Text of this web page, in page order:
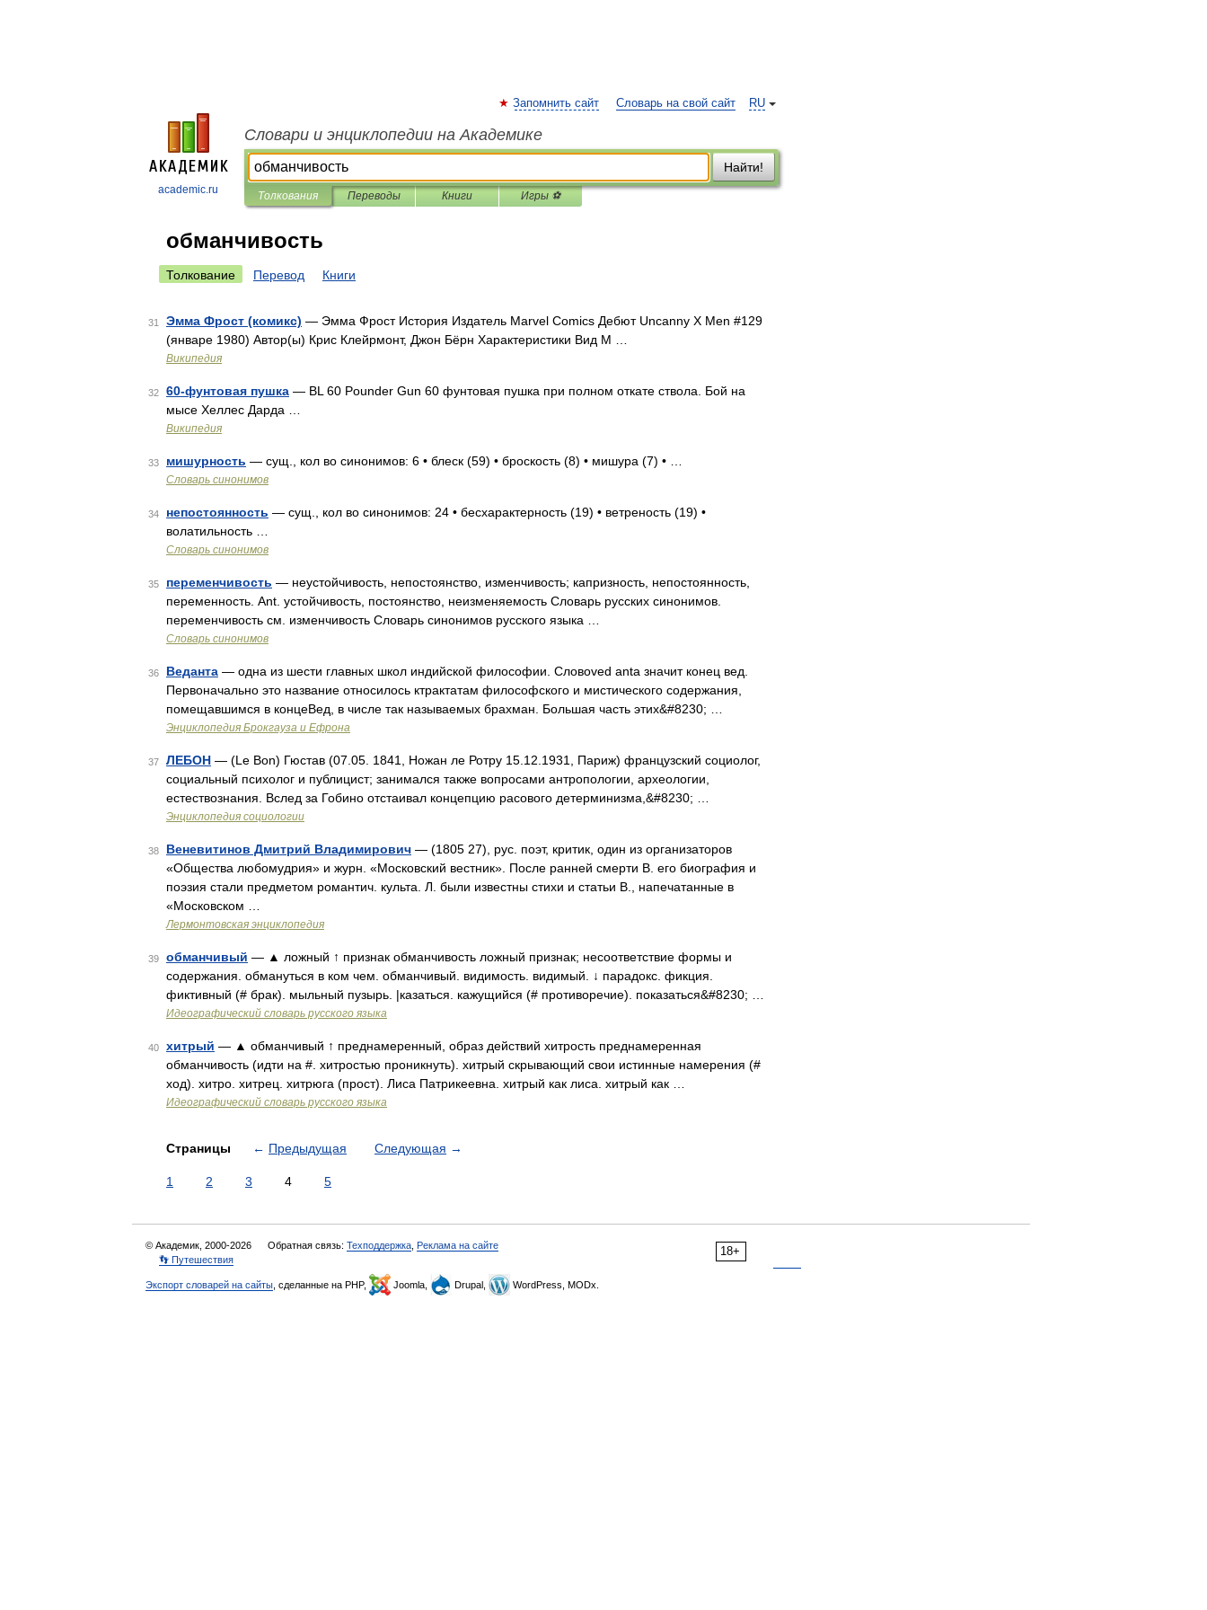
academic.ru
RU
Запомнить сайт Словарь на свой сайт
Словари и энциклопедии на Академике
Найти!
Толкования Переводы Книги Игры ⚽
обманчивость
Толкование Перевод Книги
31 Эмма Фрост (комикс) — Эмма Фрост История Издатель Marvel Comics Дебют Uncanny X Men #129
(январе 1980) Автор(ы) Крис Клейрмонт, Джон Бёрн Характеристики Вид М …
Википедия
32 60-фунтовая пушка — BL 60 Pounder Gun 60 фунтовая пушка при полном откате ствола. Бой на
мысе Хеллес Дарда …
Википедия
33 мишурность — сущ., кол во синонимов: 6 • блеск (59) • броскость (8) • мишура (7) • …
Словарь синонимов
34 непостоянность — сущ., кол во синонимов: 24 • бесхарактерность (19) • ветреность (19) •
волатильность …
Словарь синонимов
35 переменчивость — неустойчивость, непостоянство, изменчивость; капризность, непостоянность,
переменность. Ant. устойчивость, постоянство, неизменяемость Словарь русских синонимов.
переменчивость см. изменчивость Словарь синонимов русского языка …
Словарь синонимов
36 Веданта — одна из шести главных школ индийской философии. Словоved anta значит конец вед.
Первоначально это название относилось ктрактатам философского и мистического содержания,
помещавшимся в концеВед, в числе так называемых брахман. Большая часть этих&#8230; …
Энциклопедия Брокгауза и Ефрона
37 ЛЕБОН — (Le Bon) Гюстав (07.05. 1841, Ножан ле Ротру 15.12.1931, Париж) французский социолог,
социальный психолог и публицист; занимался также вопросами антропологии, археологии,
естествознания. Вслед за Гобино отстаивал концепцию расового детерминизма,&#8230; …
Энциклопедия социологии
38 Веневитинов Дмитрий Владимирович — (1805 27), рус. поэт, критик, один из организаторов
«Общества любомудрия» и журн. «Московский вестник». После ранней смерти В. его биография и
поэзия стали предметом романтич. культа. Л. были известны стихи и статьи В., напечатанные в
«Московском …
Лермонтовская энциклопедия
39 обманчивый — ▲ ложный ↑ признак обманчивость ложный признак; несоответствие формы и
содержания. обмануться в ком чем. обманчивый. видимость. видимый. ↓ парадокс. фикция.
фиктивный (# брак). мыльный пузырь. |казаться. кажущийся (# противоречие). показаться&#8230; …
Идеографический словарь русского языка
40 хитрый — ▲ обманчивый ↑ преднамеренный, образ действий хитрость преднамеренная
обманчивость (идти на #. хитростью проникнуть). хитрый скрывающий свои истинные намерения (#
ход). хитро. хитрец. хитрюга (прост). Лиса Патрикеевна. хитрый как лиса. хитрый как …
Идеографический словарь русского языка
Страницы ← Предыдущая Следующая →
1 2 3 4 5
18+
© Академик, 2000-2026 Обратная связь: Техподдержка Реклама на сайте
👣 Путешествия
Экспорт словарей на сайты , сделанные на PHP, Joomla, Drupal, WordPress, MODx.